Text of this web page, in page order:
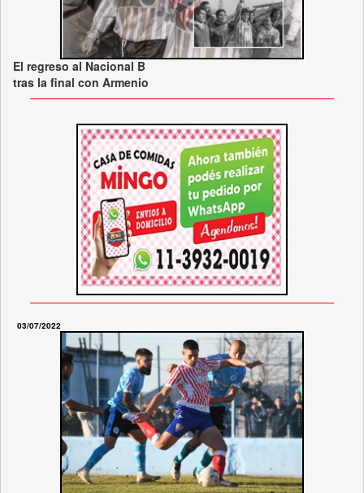
El regreso al Nacional B
tras la final con Armenio
03/07/2022